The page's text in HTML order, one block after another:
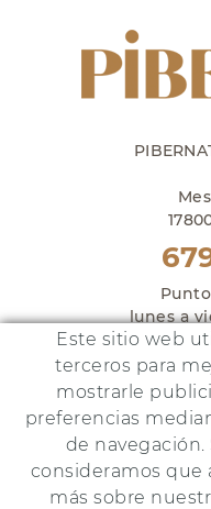
lunes a
y
Este proyecto
Este sitio web
terceros para
mostrarle
preferencias
de
consideramos que
más sobre